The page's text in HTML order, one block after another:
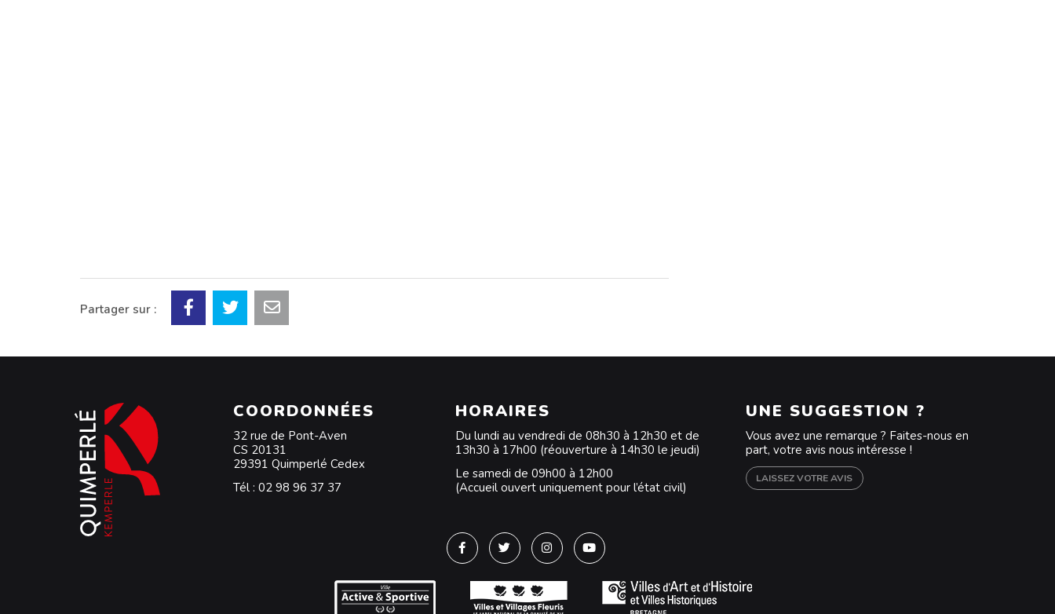
Partager sur :
COORDONNÉES
32 rue de Pont-Aven
CS 20131
29391 Quimperlé Cedex
Tél : 02 98 96 37 37
HORAIRES
Du lundi au vendredi de 08h30 à 12h30 et de
13h30 à 17h00 (réouverture à 14h30 le jeudi)
Le samedi de 09h00 à 12h00
(Accueil ouvert uniquement pour l’état civil)
UNE SUGGESTION ?
Vous avez une remarque ? Faites-nous en
part, votre avis nous intéresse !
LAISSEZ VOTRE AVIS
Lien vers le compte Facebook
Lien vers le compte Twitter
Lien vers le compte Instagram
Lien vers la chaîne Youtube